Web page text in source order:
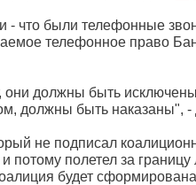
что были телефонные
телефонное право
должны быть
должны быть наказаны", -
не подписал
потому полетел за
будет